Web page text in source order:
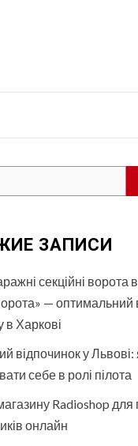
ЗАПИСИ
секційні ворота
— оптимальний
в Харкові
відпочинок у Львові:
себе в ролі пілота
Radioshop для
онлайн